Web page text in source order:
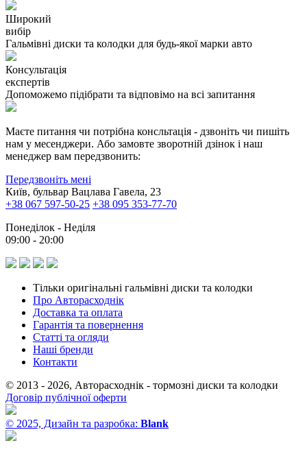
Широкий
вибір
Гальмівні диски та колодки для будь-якої марки авто
Консультація
експертів
Допоможемо підібрати та відповімо на всі запитання
Маєте питання чи потрібна консльтація - дзвоніть чи пишіть
нам у месенджери. Або замовте зворотній дзінок і наш
менеджер вам передзвонить:
Передзвоніть мені
Київ, бульвар Вацлава Гавела, 23
+38 067 597-50-25 +38 095 353-77-70
Понеділок - Неділя
09:00 - 20:00
Тільки оригінальні гальмівні диски та колодки
Про Авторасходнік
Доставка та оплата
Гарантія та повернення
Статті та огляди
Наші бренди
Контакти
© 2013 - 2026, Авторасходнік - тормозні диски та колодки
Договір публічної оферти
© 2025, Дизайн та разробка: Blank